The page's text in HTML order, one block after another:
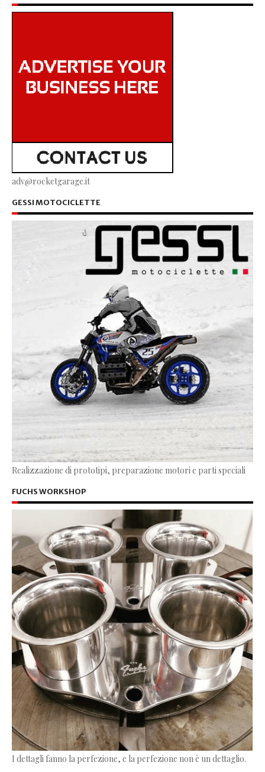
adv@rocketgarage.it
GESSI MOTOCICLETTE
Realizzazione di prototipi, preparazione motori e parti speciali
FUCHS WORKSHOP
I dettagli fanno la perfezione, e la perfezione non è un dettaglio.